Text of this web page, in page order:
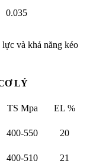
0.035
và khả năng kéo
LÝ
TS Mpa EL %
400-550 20
400-510 21